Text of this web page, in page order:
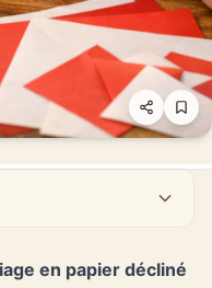
en papier décliné